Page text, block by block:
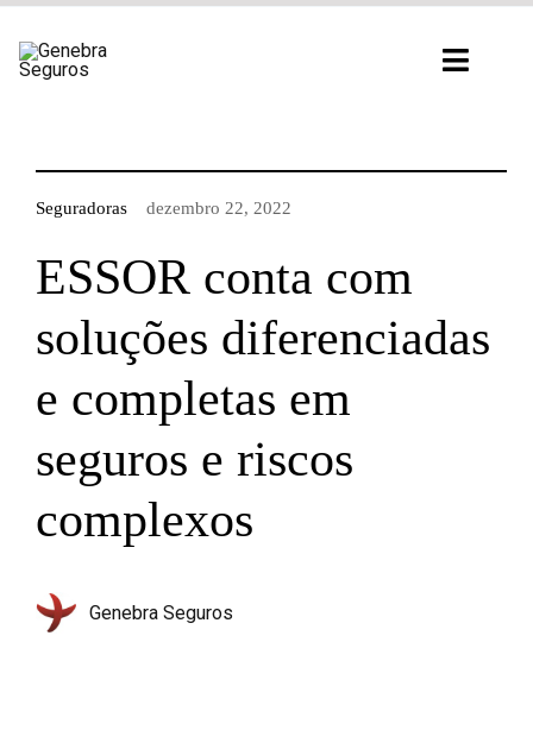
para
Seguradoras dezembro 22, 2022
ESSOR conta com
soluções diferenciadas
e completas em
seguros e riscos
complexos
Genebra Seguros